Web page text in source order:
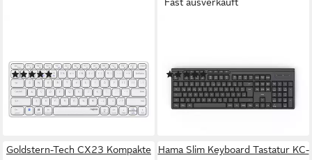
Wireless-Tastatur
(5)
ab 12,99 € UVP49,99 €
-74%
lieferbar - in 2-3 Werktagen bei dir
(1)
ab 16,63 € UVP19,99 €
-17%
Goldstern-Tech CX23 Kompakte
Hama Slim Keyboard Tastatur KC-